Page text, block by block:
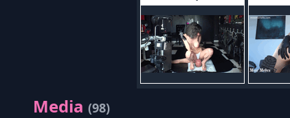
Media (98)